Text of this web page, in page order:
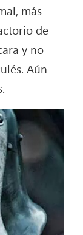
más
de
y no
Aún